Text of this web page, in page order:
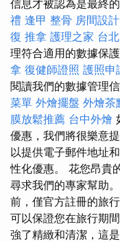
信息才被認為是最終的
禮 逢甲 整骨 房間設計
復 推拿 護理之家 台北
理符合適用的數據保
拿 復健師證照 護照申
閱讀我們的數據管理信
菜單 外燴擺盤 外燴茶
膜放鬆推薦 台中外燴
優惠，我們將很樂意
以提供電子郵件地址
性化優惠。 花您昂貴
尋求我們的專家幫助
前，僅官方註冊的旅
可以保證您在旅行期
強了精緻和清潔，這